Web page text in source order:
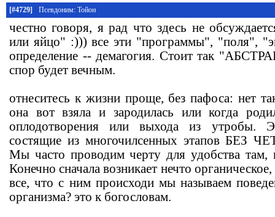
[#4729] Псевдоним: Тойон
честно говоря, я рад что здесь не
или яйцо" :))) все эти "программы", "поля",
определение -- демагогия. Стоит так
спор будет вечным.
отнеситесь к жизни проще, без пафоса: нет
она вот взяла и зародилась или когда
оплодотворения или выхода из утробы.
состящие из многочилсенных этапов БЕЗ
Мы часто проводим черту для удобства там,
Конечно сначала возникает нечто
все, что с ним происходи мы называем
организма? это к богословам.